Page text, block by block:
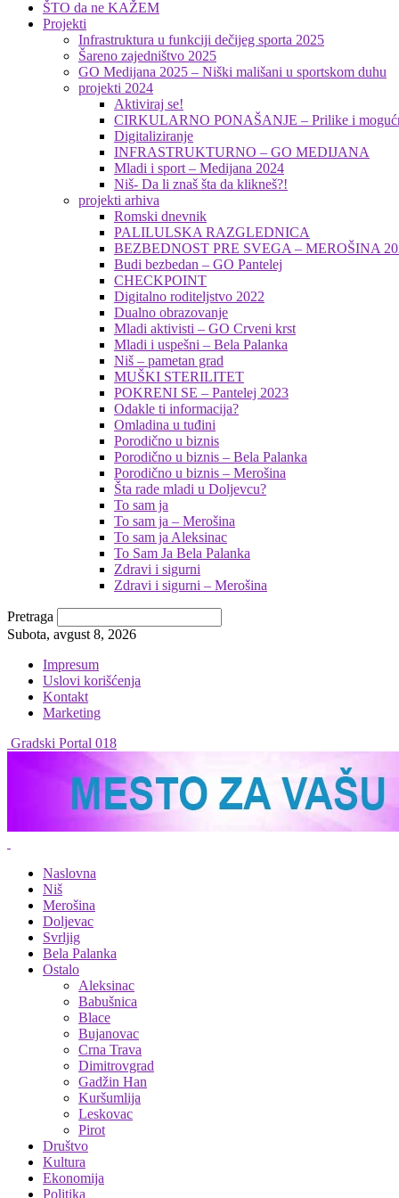
ŠTO da ne KAŽEM
Projekti
Infrastruktura u funkciji dečijeg sporta 2025
Šareno zajedništvo 2025
GO Medijana 2025 – Niški mališani u sportskom duhu
projekti 2024
Aktiviraj se!
CIRKULARNO PONAŠANJE – Prilike i
Digitaliziranje
INFRASTRUKTURNO – GO MEDIJANA
Mladi i sport – Medijana 2024
Niš- Da li znaš šta da klikneš?!
projekti arhiva
Romski dnevnik
PALILULSKA RAZGLEDNICA
BEZBEDNOST PRE SVEGA – MEROŠINA
Budi bezbedan – GO Pantelej
CHECKPOINT
Digitalno roditeljstvo 2022
Dualno obrazovanje
Mladi aktivisti – GO Crveni krst
Mladi i uspešni – Bela Palanka
Niš – pametan grad
MUŠKI STERILITET
POKRENI SE – Pantelej 2023
Odakle ti informacija?
Omladina u tuđini
Porodično u biznis
Porodično u biznis – Bela Palanka
Porodično u biznis – Merošina
Šta rade mladi u Doljevcu?
To sam ja
To sam ja – Merošina
To sam ja Aleksinac
To Sam Ja Bela Palanka
Zdravi i sigurni
Zdravi i sigurni – Merošina
Pretraga
Subota, avgust 8, 2026
Impresum
Uslovi korišćenja
Kontakt
Marketing
Gradski Portal 018
Naslovna
Niš
Merošina
Doljevac
Svrljig
Bela Palanka
Ostalo
Aleksinac
Babušnica
Blace
Bujanovac
Crna Trava
Dimitrovgrad
Gadžin Han
Kuršumlija
Leskovac
Pirot
Društvo
Kultura
Ekonomija
Politika